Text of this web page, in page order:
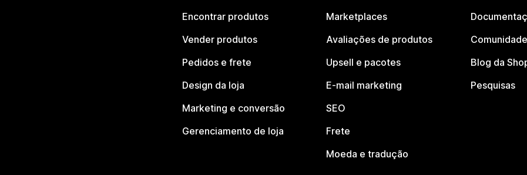
Encontrar produtos
Vender produtos
Pedidos e frete
Design da loja
Marketing e conversão
Gerenciamento de loja
Marketplaces
Avaliações de produtos
Upsell e pacotes
E-mail marketing
SEO
Frete
Moeda e tradução
Blog da
Pesquisas